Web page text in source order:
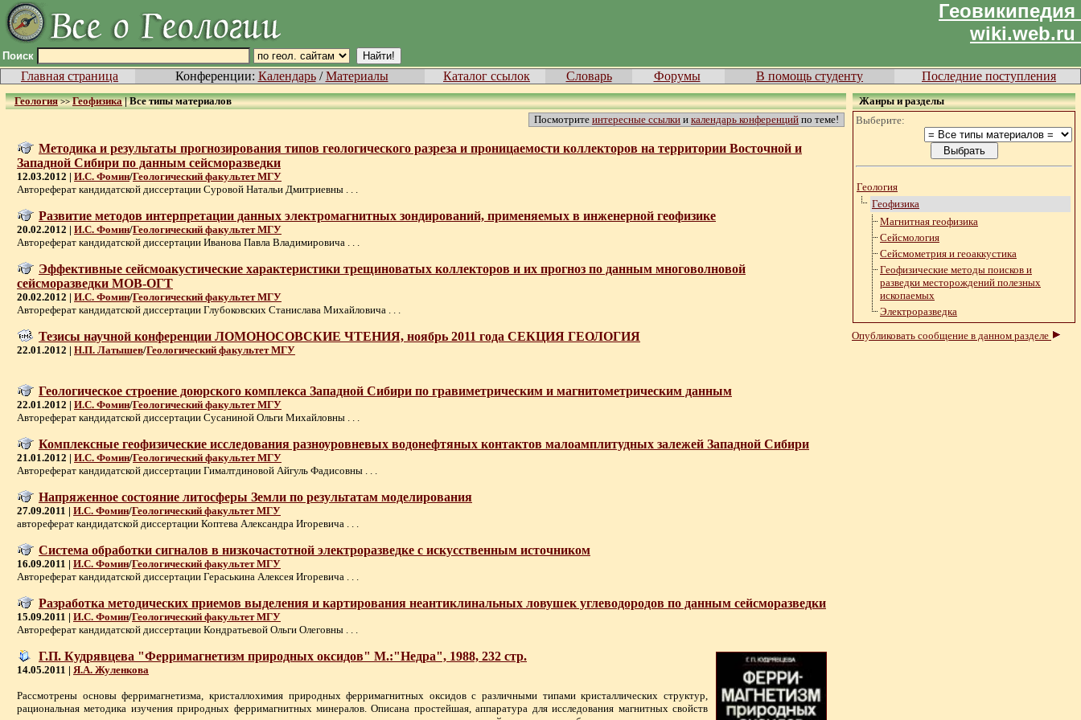
Геовикипедия
wiki.web.ru
Поиск
Главная страница Конференции: Календарь/Материалы Каталог ссылок Словарь Форумы В помощь студенту Последние поступления
Геология >> Геофизика|Все типы материалов
Посмотрите интересные ссылки и календарь конференций по теме!
Методика и результаты прогнозирования типов геологического разреза и проницаемости коллекторов на территории Восточной и
Западной Сибири по данным сейсморазведки
12.03.2012 | И.С. Фомин/Геологический факультет МГУ
Автореферат кандидатской диссертации Суровой Натальи Дмитриевны . . .
Развитие методов интерпретации данных электромагнитных зондирований, применяемых в инженерной геофизике
20.02.2012 | И.С. Фомин/Геологический факультет МГУ
Автореферат кандидатской диссертации Иванова Павла Владимировича . . .
Эффективные сейсмоакустические характеристики трещиноватых коллекторов и их прогноз по данным многоволновой
сейсморазведки МОВ-ОГТ
20.02.2012 | И.С. Фомин/Геологический факультет МГУ
Автореферат кандидатской диссертации Глубоковских Станислава Михайловича . . .
Тезисы научной конференции ЛОМОНОСОВСКИЕ ЧТЕНИЯ, ноябрь 2011 года СЕКЦИЯ ГЕОЛОГИЯ
22.01.2012 | Н.П. Латышев/Геологический факультет МГУ
Геологическое строение доюрского комплекса Западной Сибири по гравиметрическим и магнитометрическим данным
22.01.2012 | И.С. Фомин/Геологический факультет МГУ
Автореферат кандидатской диссертации Сусаниной Ольги Михайловны . . .
Комплексные геофизические исследования разноуровневых водонефтяных контактов малоамплитудных залежей Западной Сибири
21.01.2012 | И.С. Фомин/Геологический факультет МГУ
Автореферат кандидатской диссертации Гималтдиновой Айгуль Фадисовны . . .
Напряженное состояние литосферы Земли по результатам моделирования
27.09.2011 | И.С. Фомин/Геологический факультет МГУ
автореферат кандидатской диссертации Коптева Александра Игоревича . . .
Система обработки сигналов в низкочастотной электроразведке с искусственным источником
16.09.2011 | И.С. Фомин/Геологический факультет МГУ
Автореферат кандидатской диссертации Гераськина Алексея Игоревича . . .
Разработка методических приемов выделения и картирования неантиклинальных ловушек углеводородов по данным сейсморазведки
15.09.2011 | И.С. Фомин/Геологический факультет МГУ
Автореферат кандидатской диссертации Кондратьевой Ольги Олеговны . . .
Г.П. Кудрявцева "Ферримагнетизм природных оксидов" М.:"Недра", 1988, 232 стр.
14.05.2011 | Я.А. Жуленкова
Рассмотрены основы ферримагнетизма, кристаллохимия природных ферримагнитных оксидов с различными типами кристаллических структур,
рациональная методика изучения природных ферримагнитных минералов. Описана простейшая, аппаратура для исследования магнитных свойств
Жанры и разделы
Выберите:
Геология
Геофизика
Магнитная геофизика
Сейсмология
Сейсмометрия и геоаккустика
Геофизические методы поисков и
разведки месторождений полезных
ископаемых
Электроразведка
Опубликовать сообщение в данном разделе